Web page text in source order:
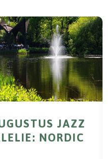
JAZZ
NORDIC